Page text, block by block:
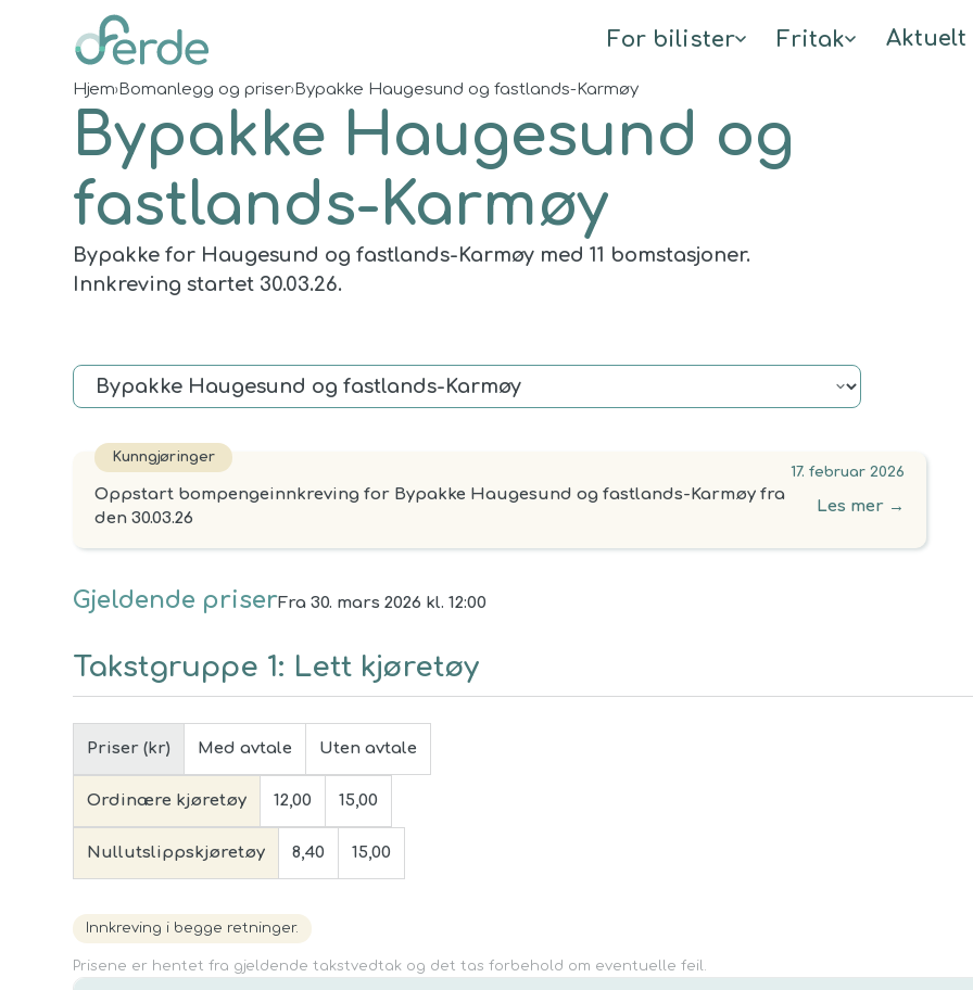
For bilister Fritak Aktuelt
Hjem› Bomanlegg og priser› Bypakke Haugesund og fastlands-Karmøy
Bypakke Haugesund og
fastlands-Karmøy
Bypakke for Haugesund og fastlands-Karmøy med 11 bomstasjoner.
Innkreving startet 30.03.26.
Kunngjøringer
17. februar 2026
Oppstart bompengeinnkreving for Bypakke Haugesund og fastlands-Karmøy fra
den 30.03.26
Les mer →
Gjeldende priserFra 30. mars 2026 kl. 12:00
Takstgruppe 1: Lett kjøretøy
Priser (kr) Med avtale Uten avtale
Ordinære kjøretøy 12,00 15,00
Nullutslippskjøretøy 8,40 15,00
Innkreving i begge retninger.
Prisene er hentet fra gjeldende takstvedtak og det tas forbehold om eventuelle feil.